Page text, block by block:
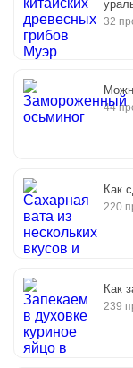
32
44
Как
220
Как
239